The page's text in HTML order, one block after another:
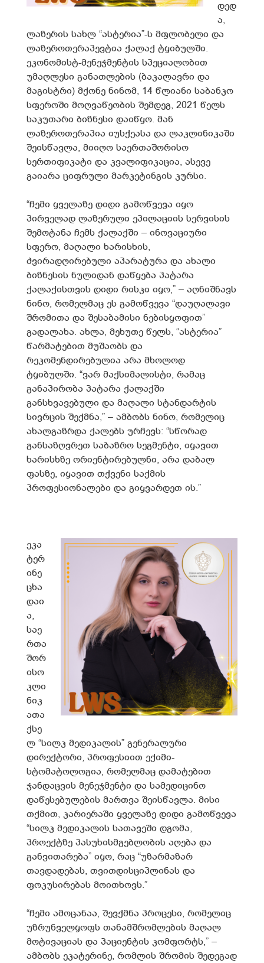
დედ
ა,
ლაზერის სახლ “ასტერია”-ს მფლობელი და
ლაზეროთერაპევტია ქალაქ ტყიბულში.
ეკონომისტ-მენეჯმენტის სპეციალობით
უმაღლესი განათლების (ბაკალავრი და
მაგისტრი) მქონე ნინომ, 14 წლიანი საბანკო
სფეროში მოღვაწეობის შემდეგ, 2021 წელს
საკუთარი ბიზნესი დაიწყო. მან
ლაზეროთერაპია იუსქეასა და ლაკლინიკაში
შეისწავლა, მიიღო საერთაშორისო
სერთიფიკატი და კვალიფიკაცია, ასევე
გაიარა ციფრული მარკეტინგის კურსი.
“ჩემი ყველაზე დიდი გამოწვევა იყო
პირველად ლაზერული ეპილაციის სერვისის
შემოტანა ჩემს ქალაქში – ინოვაციური
სფერო, მაღალი ხარისხის,
ძვირადღირებული აპარატურა და ახალი
ბიზნესის ნულიდან დაწყება პატარა
ქალაქისთვის დიდი რისკი იყო,” – აღნიშნავს
ნინო, რომელმაც ეს გამოწვევა “დაუღალავი
შრომითა და შესაბამისი ნებისყოფით”
გადალახა. ახლა, მეხუთე წელს, “ასტერია”
წარმატებით მუშაობს და
რეკომენდირებულია არა მხოლოდ
ტყიბულში. “ვარ მაქსიმალისტი, რამაც
განაპირობა პატარა ქალაქში
განსხვავებული და მაღალი სტანდარტის
სივრცის შექმნა,” – ამბობს ნინო, რომელიც
ახალგაზრდა ქალებს ურჩევს: “სწორად
განსაზღვრეთ საბაზრო სეგმენტი, იყავით
ხარისხზე ორიენტირებულნი, არა დაბალ
ფასზე, იყავით თქვენი საქმის
პროფესიონალები და გიყვარდეთ ის.”
ეკა
ტერ
ინე
ცხა
დაი
ა,
საე
რთა
შორ
ისო
კლი
ნიკ
ათა
ქსე
ლ “სილკ მედიკალის” გენერალური
დირექტორი, პროფესიით ექიმი-
სტომატოლოგია, რომელმაც დამატებით
ჯანდაცვის მენეჯმენტი და სამედიცინო
დაწესებულების მართვა შეისწავლა. მისი
თქმით, კარიერაში ყველაზე დიდი გამოწვევა
“სილკ მედიკალის სათავეში დგომა,
პროექტზე პასუხისმგებლობის აღება და
განვითარება” იყო, რაც “უზარმაზარ
თავდადებას, თვითდისციპლინას და
ფოკუსირებას მოითხოვს.”
“ჩემი ამოცანაა, შევქმნა პროცესი, რომელიც
უზრუნველყოფს თანამშრომლების მაღალ
მოტივაციას და პაციენტის კომფორტს,” –
ამბობს ეკატერინე, რომლის შრომის შედეგად